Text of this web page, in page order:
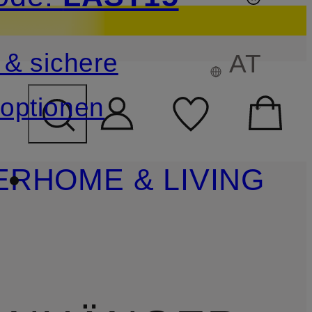
ÜBERSPRINGEN
sichere
AT
HOME & LIVING